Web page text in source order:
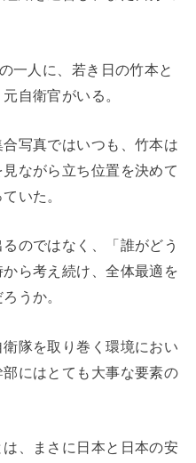
一人に、若き日の竹本と
自衛官がいる。
写真ではいつも、竹本は
ながら立ち位置を決めて
いた。
のではなく、「誰がどう
ら考え続け、全体最適を
うか。
隊を取り巻く環境におい
にはとても大事な要素の
、まさに日本と日本の安